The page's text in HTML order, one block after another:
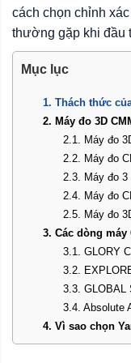
cách chọn chỉnh
thường gặp khi đầu
Mục lục
1. Thách thức
2. Máy đo 3D
2.1. Máy đo
2.2. Máy đo
2.3. Máy đo 3
2.4. Máy đo
2.5. Máy đo
3. Các dòng
3.1. GLORY
3.2.
3.3. GLOBAL
3.4. Absolute
4. Vì sao chọn